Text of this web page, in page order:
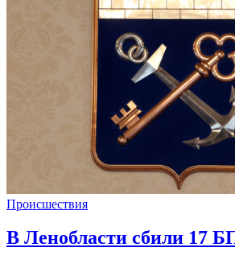
Происшествия
В Ленобласти сбили 17